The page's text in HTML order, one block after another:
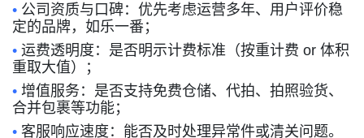
• 公司资质与口碑：优先考虑运营多年、用户评价稳
定的品牌，如乐一番；
• 运费透明度：是否明示计费标准（按重计费 or 体积
重取大值）；
• 增值服务：是否支持免费仓储、代拍、拍照验货、
合并包裹等功能；
• 客服响应速度：能否及时处理异常件或清关问题。